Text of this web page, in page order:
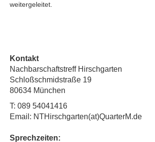
weitergeleitet.
Kontakt
Nachbarschaftstreff Hirschgarten
Schloßschmidstraße 19
80634 München
T: 089 54041416
Email: NTHirschgarten(at)QuarterM.de
Sprechzeiten: